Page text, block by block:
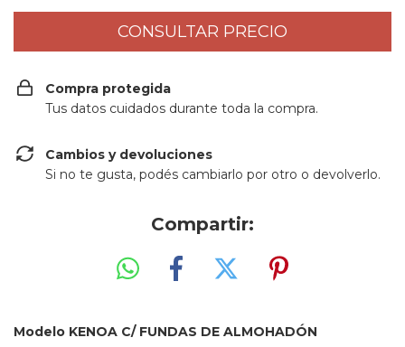
Compra protegida
Tus datos cuidados durante toda la compra.
Cambios y devoluciones
Si no te gusta, podés cambiarlo por otro o devolverlo.
Compartir:
Modelo KENOA C/ FUNDAS DE ALMOHADÓN